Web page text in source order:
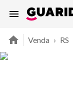
Venda › RS